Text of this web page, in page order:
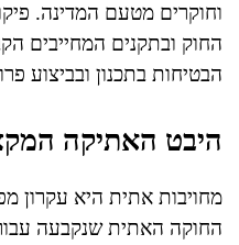
וחוקרים מטעם המדינה.
החוק ובתקנים המחייבים
הבטיחות בתכנון ובביצוע
היבט האתיקה
מחויבות אתית היא עקרון
החוקה האתית שנקבעה